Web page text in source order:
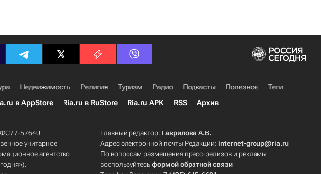
Недвижимость Религия Туризм Радио Подкасты Полезное
Теги
в AppStore Ria.ru в RuStore Ria.ru APK RSS Архив
ФС77-57640
унитарное
агентство
Главный редактор: Гаврилова А.В.
Адрес электронной почты Редакции:internet-group@ria.ru
По вопросам размещения пресс-релизов и рекламы
воспользуйтесьформой обратной связи